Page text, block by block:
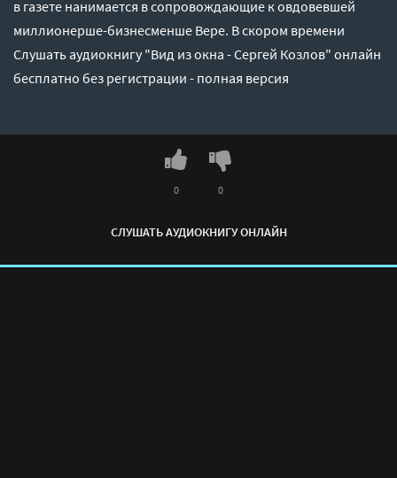
в газете нанимается в сопровождающие к овдовевшей
миллионерше-бизнесменше Вере. В скором времени
Слушать аудиокнигу "Вид из окна - Сергей Козлов" онлайн
бесплатно без регистрации - полная версия
СЛУШАТЬ АУДИОКНИГУ ОНЛАЙН
0 0